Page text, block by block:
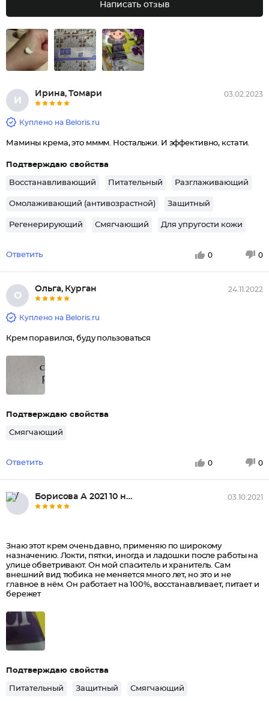
Написать отзыв
И
Ирина, Томари 03.02.2023
Куплено на Beloris.ru
Мамины крема, это мммм. Ностальжи. И эффективно, кстати.
Подтверждаю свойства
Восстанавливающий Питательный Разглаживающий
Омолаживающий (антивозрастной) Защитный
Регенерирующий Смягчающий Для упругости кожи
Ответить 0 0
О
Ольга, Курган 24.11.2022
Куплено на Beloris.ru
Крем поравился, буду пользоваться
Подтверждаю свойства
Смягчающий
Ответить 0 0
Борисова А 2021 10 ноябр... 03.10.2021
Знаю этот крем очень давно, применяю по широкому
назначению. Локти, пятки, иногда и ладошки после работы на
улице обветривают. Он мой спаситель и хранитель. Сам
внешний вид тюбика не меняется много лет, но это и не
главное в нём. Он работает на 100%, восстанавливает, питает и
бережет
Подтверждаю свойства
Питательный Защитный Смягчающий